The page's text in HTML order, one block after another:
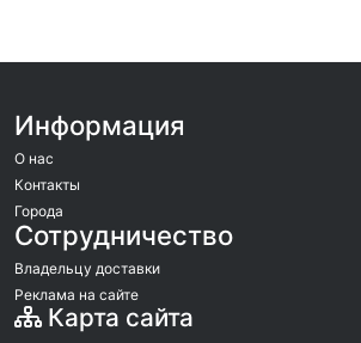
Информация
О нас
Контакты
Города
Сотрудничество
Владельцу доставки
Реклама на сайте
Карта сайта